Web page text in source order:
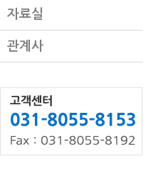
자료실
관계사